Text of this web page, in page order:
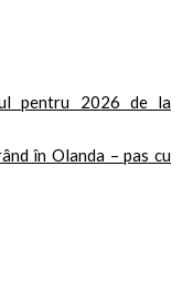
– pe care îl poți
– elimini încă de
Astfel, te poți
și îți poți realiza
pentru 2026 de la
în Olanda – pas cu